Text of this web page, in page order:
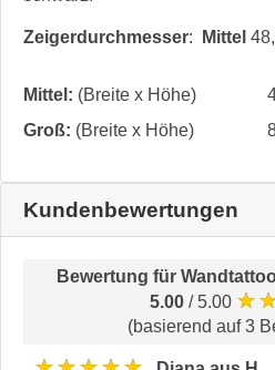
Zeigerdurchmesser: Mittel
Mittel: (Breite x Höhe)
Groß: (Breite x Höhe)
Kundenbewertungen
Bewertung für
5.00 / 5.00
(basierend auf 3